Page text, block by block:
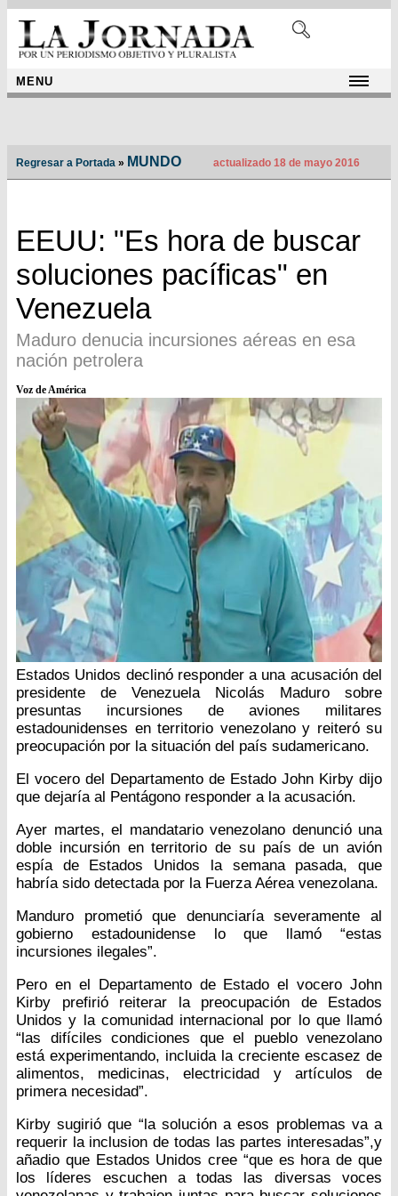
MENU
Regresar a Portada » MUNDO actualizado 18 de mayo 2016
EEUU: "Es hora de buscar
soluciones pacíficas" en
Venezuela
Maduro denucia incursiones aéreas en esa
nación petrolera
Voz de América
Estados Unidos declinó responder a una acusación del
presidente de Venezuela Nicolás Maduro sobre
presuntas incursiones de aviones militares
estadounidenses en territorio venezolano y reiteró su
preocupación por la situación del país sudamericano.
El vocero del Departamento de Estado John Kirby dijo
que dejaría al Pentágono responder a la acusación.
Ayer martes, el mandatario venezolano denunció una
doble incursión en territorio de su país de un avión
espía de Estados Unidos la semana pasada, que
habría sido detectada por la Fuerza Aérea venezolana.
Manduro prometió que denunciaría severamente al
gobierno estadounidense lo que llamó “estas
incursiones ilegales”.
Pero en el Departamento de Estado el vocero John
Kirby prefirió reiterar la preocupación de Estados
Unidos y la comunidad internacional por lo que llamó
“las difíciles condiciones que el pueblo venezolano
está experimentando, incluida la creciente escasez de
alimentos, medicinas, electricidad y artículos de
primera necesidad”.
Kirby sugirió que “la solución a esos problemas va a
requerir la inclusion de todas las partes interesadas”,y
añadio que Estados Unidos cree “que es hora de que
los líderes escuchen a todas las diversas voces